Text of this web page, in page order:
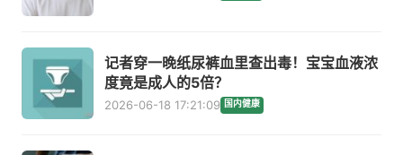
记者穿一晚纸尿裤血里查出毒！宝宝血液浓
度竟是成人的5倍？
2026-06-18 17:21:09 国内健康